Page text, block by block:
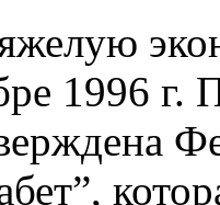
1996 г.